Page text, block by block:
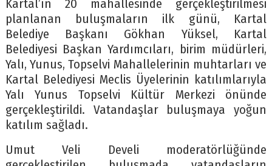
Kartal’ın 20 mahallesinde gerçekleştirilmesi
planlanan buluşmaların ilk günü, Kartal
Belediye Başkanı Gökhan Yüksel, Kartal
Belediyesi Başkan Yardımcıları, birim müdürleri,
Yalı, Yunus, Topselvi Mahallelerinin muhtarları ve
Kartal Belediyesi Meclis Üyelerinin katılımlarıyla
Yalı Yunus Topselvi Kültür Merkezi önünde
gerçekleştirildi. Vatandaşlar buluşmaya yoğun
katılım sağladı.
Umut Veli Develi moderatörlüğünde